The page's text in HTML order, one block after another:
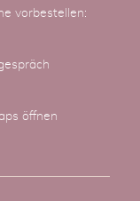
vorbestellen:
öffnen